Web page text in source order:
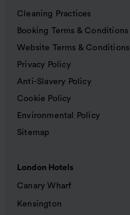
Cleaning Practices
Booking Terms & Conditions
Website Terms & Conditions
Privacy Policy
Anti-Slavery Policy
Cookie Policy
Environmental Policy
Sitemap
London Hotels
Canary Wharf
Kensington